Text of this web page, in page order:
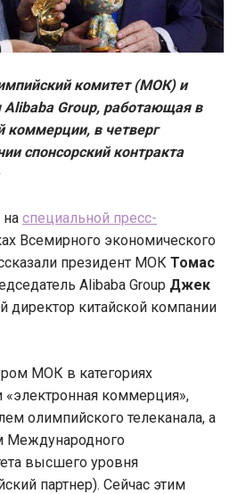
комитет (МОК) и
Alibaba Group, работающая в
коммерции, в четверг
спонсорский контракта
на специальной пресс-
Всемирного экономического
президент МОК Томас
Alibaba Group Джек
директор китайской компании
МОК в категориях
«электронная коммерция»,
олимпийского телеканала, а
Международного
высшего уровня
партнер). Сейчас этим